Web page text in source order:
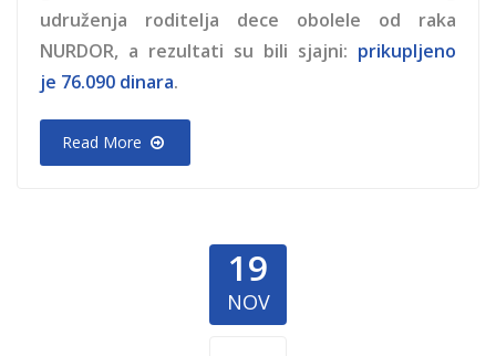
udruženja roditelja dece obolele od raka
NURDOR, a rezultati su bili sjajni: prikupljeno
je 76.090 dinara.
Read More
19
NOV